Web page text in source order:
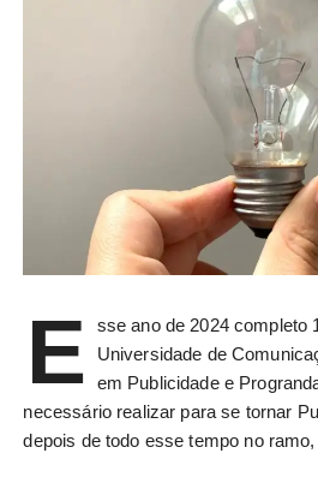
E
sse ano de 2024 completo
Universidade de
em Publicidade e
necessário realizar para se tornar
depois de todo esse tempo no